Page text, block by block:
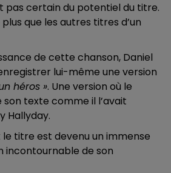
pas certain du potentiel du titre.
plus que les autres titres d’un
de cette chanson, Daniel
lui-même une version
héros ». Une version où le
texte comme il l’avait
Hallyday.
titre est devenu un immense
incontournable de son